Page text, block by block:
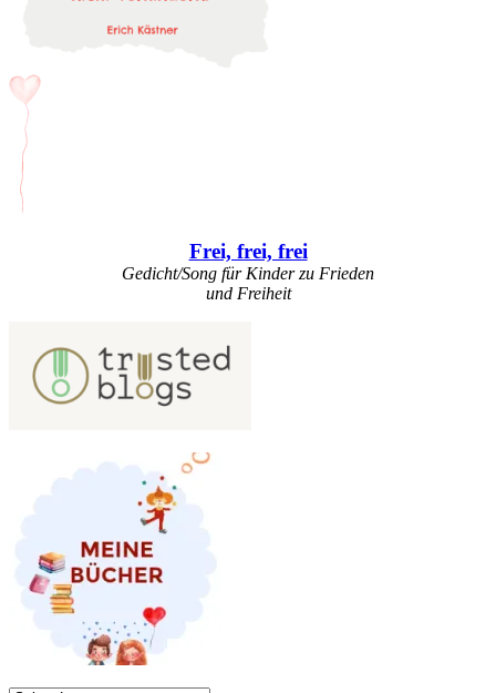
Frei, frei, frei
Gedicht/Song für Kinder zu Frieden
und Freiheit